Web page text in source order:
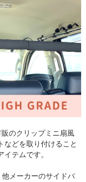
のクリップミニ扇風
などを取り付けること
テムです。
メーカーのサイドバ